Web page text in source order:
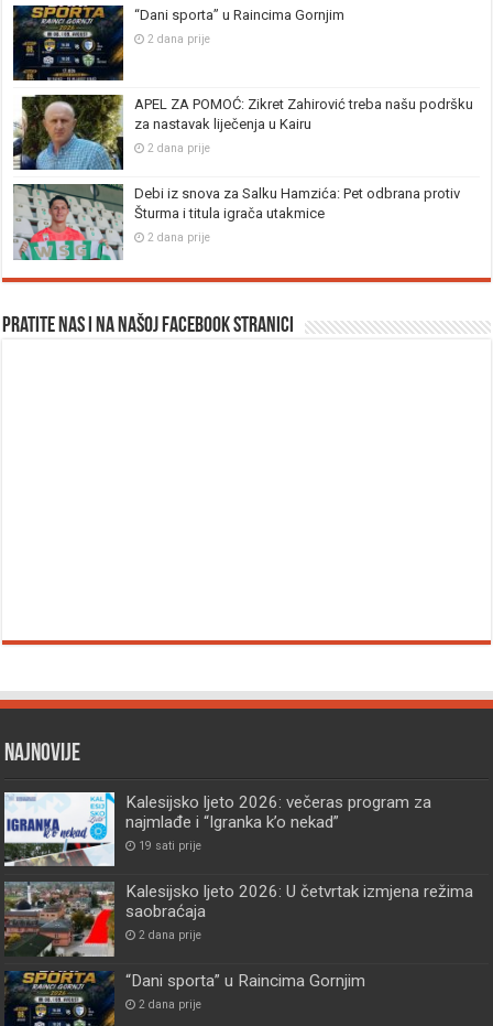
“Dani sporta” u Raincima Gornjim
2 dana prije
APEL ZA POMOĆ: Zikret Zahirović treba našu podršku
za nastavak liječenja u Kairu
2 dana prije
Debi iz snova za Salku Hamzića: Pet odbrana protiv
Šturma i titula igrača utakmice
2 dana prije
Pratite nas i na našoj facebook stranici
Najnovije
Kalesijsko ljeto 2026: večeras program za
najmlađe i “Igranka k’o nekad”
19 sati prije
Kalesijsko ljeto 2026: U četvrtak izmjena režima
saobraćaja
2 dana prije
“Dani sporta” u Raincima Gornjim
2 dana prije